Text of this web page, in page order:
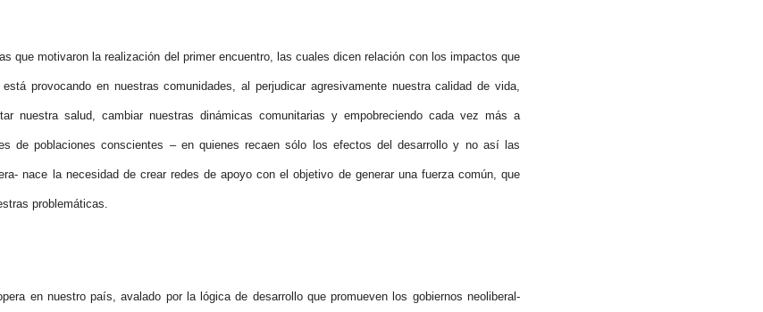
que motivaron la realización del primer encuentro, las cuales dicen relación con los impactos que
provocando en nuestras comunidades, al perjudicar agresivamente nuestra calidad de vida,
nuestra salud, cambiar nuestras dinámicas comunitarias y empobreciendo cada vez más a
de poblaciones conscientes – en quienes recaen sólo los efectos del desarrollo y no así las
nace la necesidad de crear redes de apoyo con el objetivo de generar una fuerza común, que
problemáticas.
en nuestro país, avalado por la lógica de desarrollo que promueven los gobiernos neoliberal-